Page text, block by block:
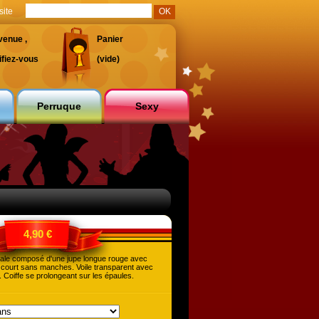
,
vous
Panier
(vide)
Perruque Sexy
4,90 €
composé d'une jupe longue rouge avec
sans manches. Voile transparent avec
se prolongeant sur les épaules.